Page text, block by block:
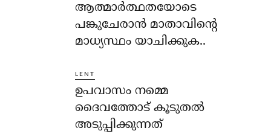
ആത്മാര്‍ത്ഥതയോടെ
പങ്കുചേരാന്‍ മാതാവിന്റെ
മാധ്യസ്ഥം യാചിക്കുക..
LENT
ഉപവാസം നമ്മെ
ദൈവത്തോട് കൂടുതല്‍
അടുപ്പിക്കുന്നത്